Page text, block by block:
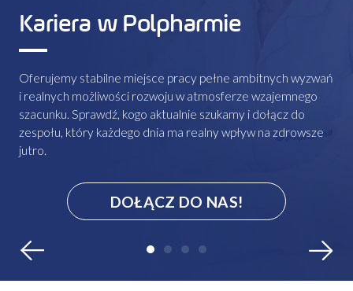
Kariera w Polpharmie
Oferujemy stabilne miejsce pracy pełne ambitnych wyzwań
i realnych możliwości rozwoju w atmosferze wzajemnego
szacunku. Sprawdź, kogo aktualnie szukamy i dołącz do
zespołu, który każdego dnia ma realny wpływ na zdrowsze
jutro.
DOŁĄCZ DO NAS!